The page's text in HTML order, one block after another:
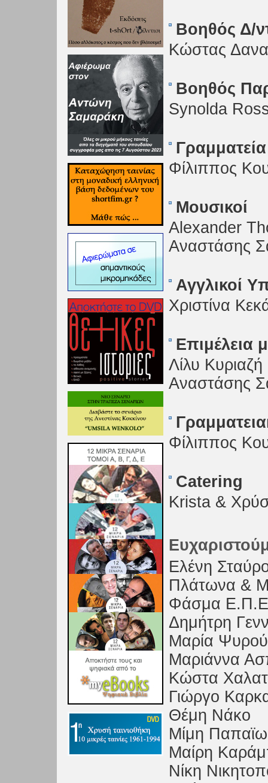
Βοηθός Δ/
Κώστας
Βοηθός
Synolda
Γραμματεία
Φίλιππος
Μουσικοί
Alexander
Αναστάσης
Αγγλικοί
Χριστίνα
Επιμέλεια
Λίλυ Κυριαζή
Αναστάσης
Φίλιππος
Catering
Krista &
Ελένη
Πλάτωνα &
Φάσμα
Δημήτρη
Μαρία
Μαριάννα
Κώστα
Γιώργο
Θέμη Νάκο
Μίμη
Μαίρη
Νίκη